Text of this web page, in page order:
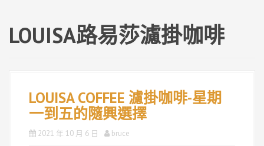
LOUISA路易莎濾掛咖啡
LOUISA COFFEE 濾掛咖啡-星期
一到五的隨興選擇
2021 年 10 月 6 日 bruce